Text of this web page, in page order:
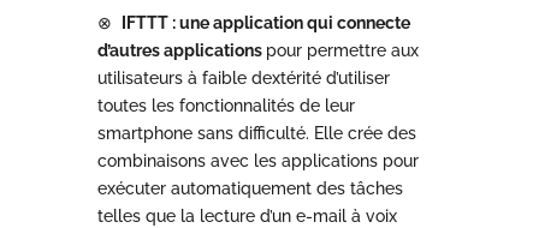
⊗
IFTTT : une application qui connecte
d’autres applications pour permettre aux
utilisateurs à faible dextérité d’utiliser
toutes les fonctionnalités de leur
smartphone sans difficulté. Elle crée des
combinaisons avec les applications pour
exécuter automatiquement des tâches
telles que la lecture d’un e-mail à voix